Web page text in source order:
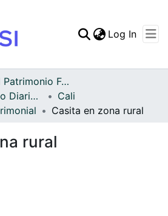
Statistics
Log In
Archivo del Patrimonio Fotográfico y Fílmico del Valle del Cauca
Fondo Fotográfico Diario Occidente
Cali
Casita en zona rural
rural